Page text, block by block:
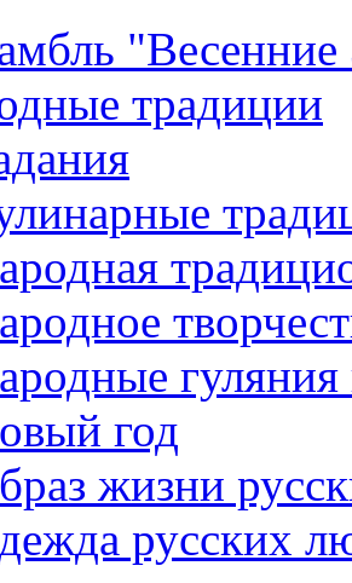
традиции
год
жизни
русских